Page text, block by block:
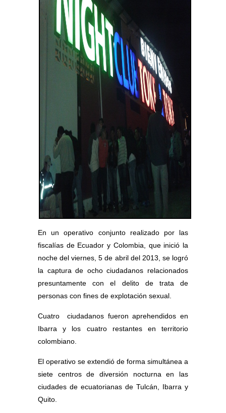
En un operativo conjunto realizado por las
fiscalías de Ecuador y Colombia, que inició la
noche del viernes, 5 de abril del 2013, se logró
la captura de ocho ciudadanos relacionados
presuntamente con el delito de trata de
personas con fines de explotación sexual.
Cuatro
ciudadanos fueron aprehendidos en
Ibarra y los cuatro restantes en territorio
colombiano.
El operativo se extendió de forma simultánea a
siete centros de diversión nocturna en las
ciudades de ecuatorianas de Tulcán, Ibarra y
Quito.